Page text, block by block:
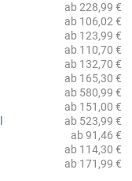
ab 228,99 €
ab 106,02 €
ab 123,99 €
ab 110,70 €
ab 132,70 €
ab 165,30 €
ab 580,99 €
ab 151,00 €
ab 523,99 €
ab 91,46 €
ab 114,30 €
ab 171,99 €